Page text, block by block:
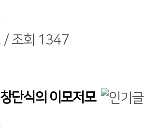
/ 조회 1347
단식의 이모저모